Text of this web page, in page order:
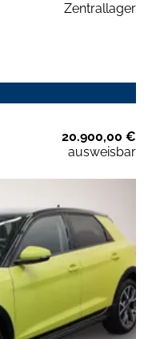
Zentrallager
20.900,00 €
ausweisbar